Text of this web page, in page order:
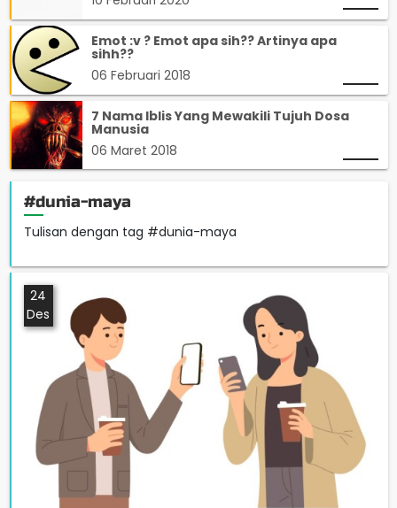
Emot :v ? Emot apa sih?? Artinya apa
sihh??
06 Februari 2018
7 Nama Iblis Yang Mewakili Tujuh Dosa
Manusia
06 Maret 2018
#dunia-maya
Tulisan dengan tag #dunia-maya
24
Des